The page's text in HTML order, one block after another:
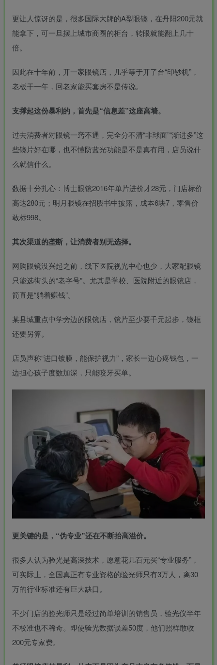
仿象牙
檀木黑
三角钢
乐器
音破壁机
1.75L大容量
多功能豆浆料
￥299
蛇
农家野生纯天
然放养老桶蜂
蜜
￥168
客栈
机器人小初高
学习管理神器
更让人惊讶的是，很多国际大牌的A型眼镜，在丹阳200元就
能拿下，可一旦摆上城市商圈的柜台，转眼就能翻上几十
倍。
因此在十年前，开一家眼镜店，几乎等于开了台“印钞机”，
老板干一年，回老家能买套房不是传说。
支撑起这份暴利的，首先是“信息差”这座高墙。
过去消费者对眼镜一窍不通，完全分不清“非球面”“渐进多”这
些镜片好在哪，也不懂防蓝光功能是不是真有用，店员说什
么就信什么。
数据十分扎心：博士眼镜2016年单片进价才28元，门店标价
高达280元；明月眼镜在招股书中披露，成本6块7，零售价
敢标998。
其次渠道的垄断，让消费者别无选择。
网购眼镜没兴起之前，线下医院视光中心也少，大家配眼镜
只能选街头的“老字号”。尤其是学校、医院附近的眼镜店，
简直是“躺着赚钱”。
某县城重点中学旁边的眼镜店，镜片至少要千元起步，镜框
还要另算。
店员声称“进口镀膜，能保护视力”，家长一边心疼钱包，一
边担心孩子度数加深，只能咬牙买单。
更关键的是，“伪专业”还在不断抬高溢价。
很多人认为验光是高深技术，愿意花几百元买“专业服务”，
可实际上，全国真正有专业资格的验光师只有3万人，离30
万的行业标准还有巨大缺口。
不少门店的验光师只是经过简单培训的销售员，验光仪半年
不校准也不稀奇。即使验光数据误差50度，他们照样敢收
200元专家费。